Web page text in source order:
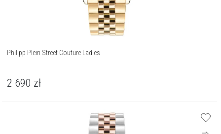
Philipp Plein Street Couture Ladies
2 690 zł